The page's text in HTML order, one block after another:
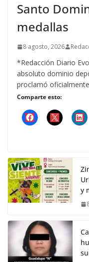
Santo
medallas
8 agosto, 2026
*Redacción Diario
absoluto dominio
proclamó
Comparte esto:
y